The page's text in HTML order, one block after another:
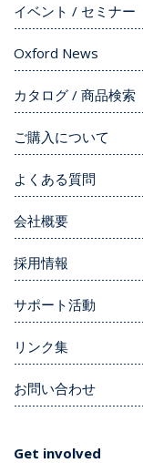
イベント / セミナー
Oxford News
カタログ / 商品検索
ご購入について
よくある質問
会社概要
採用情報
サポート活動
リンク集
お問い合わせ
Get involved